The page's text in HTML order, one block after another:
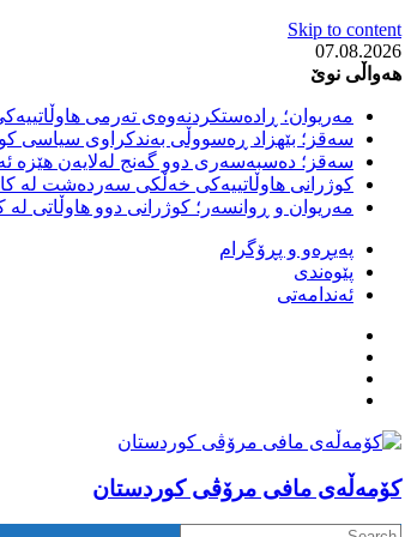
Skip to content
07.08.2026
هەواڵی نوێ
مەریوان؛ ڕادەستکردنەوەی تەرمی
سەقز؛ بێهزاد ڕەسووڵی بەندکراوی سیاسی
سەقز؛ دەسبەسەری دوو گەنج لەلایەن هێزە
کوژرانی هاوڵاتییەکی خەڵکی سەردەشت لە
مەریوان و ڕوانسەر؛ کوژرانی دوو هاوڵاتی
پەیڕەو و پڕۆگرام
پێوەندی
ئەندامەتی
كۆمه‌ڵه‌ی مافی مرۆڤی کوردستان